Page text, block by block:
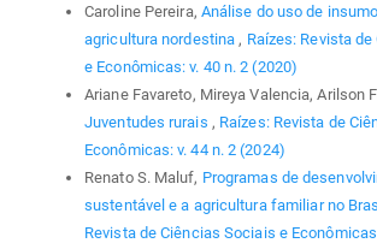
Caroline Pereira, Análise do uso de
agricultura nordestina , Raízes: Revista
e Econômicas: v. 40 n. 2 (2020)
Ariane Favareto, Mireya Valencia, Arilson
Juventudes rurais , Raízes: Revista de
Econômicas: v. 44 n. 2 (2024)
Renato S. Maluf, Programas de
sustentável e a agricultura familiar no
Revista de Ciências Sociais e